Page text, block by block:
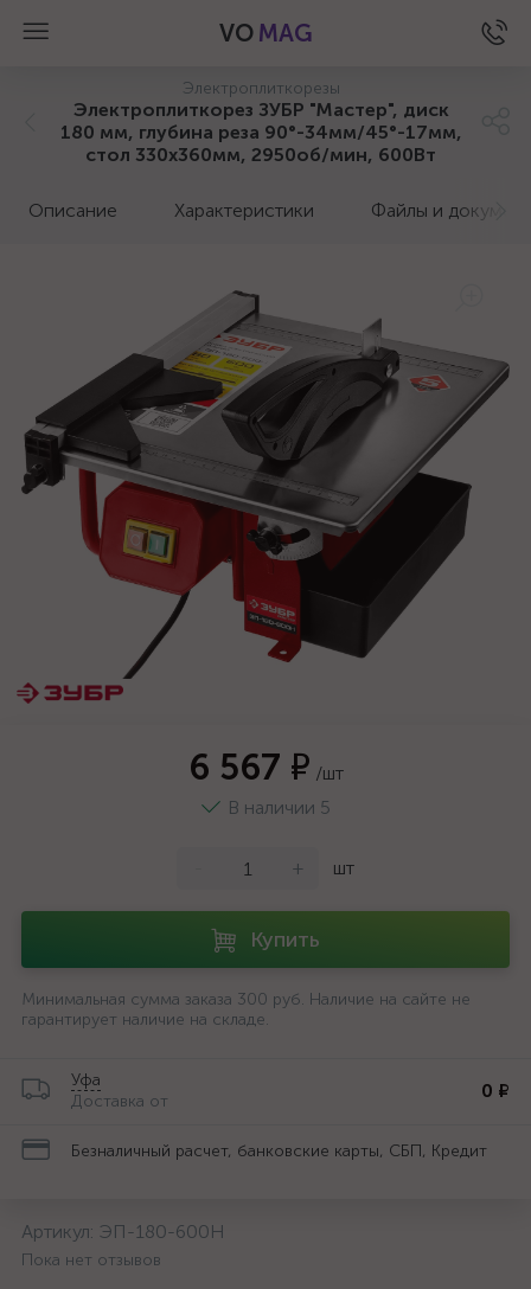
VO MAG
Электроплиткорезы
Электроплиткорез ЗУБР "Мастер", диск
180 мм, глубина реза 90°-34мм/45°-17мм,
стол 330х360мм, 2950об/мин, 600Вт
Описание Характеристики Файлы и
6 567 ₽ /шт
В наличии 5
+ шт
Купить
Минимальная сумма заказа 300 руб. Наличие на сайте не
гарантирует наличие на складе.
Уфа
Доставка от
0 ₽
Безналичный расчет, банковские карты, СБП, Кредит
Артикул: ЭП-180-600Н
Пока нет отзывов